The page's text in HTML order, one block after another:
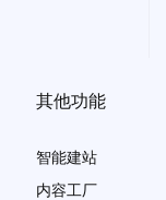
其他功能
智能建站
内容工厂